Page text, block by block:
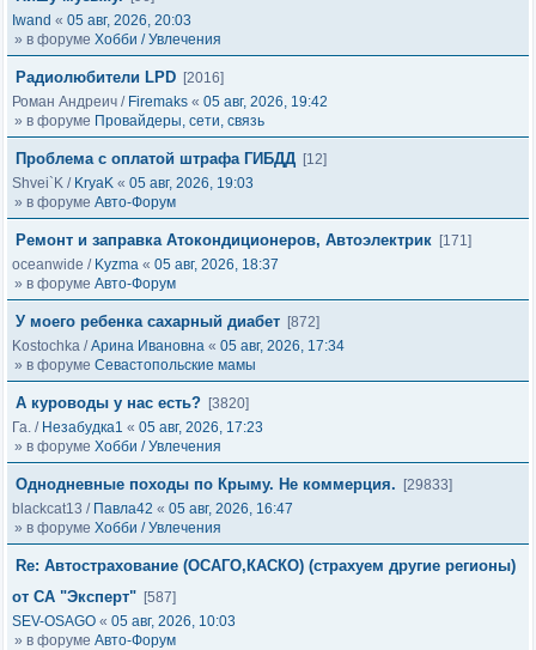
Iwand « 05 авг, 2026, 20:03
» в форуме Хобби / Увлечения
Радиолюбители LPD [2016]
Роман Андреич / Firemaks « 05 авг, 2026, 19:42
» в форуме Провайдеры, сети, связь
Проблема с оплатой штрафа ГИБДД [12]
Shvei`K / KryaK « 05 авг, 2026, 19:03
» в форуме Авто-Форум
Ремонт и заправка Атокондиционеров, Автоэлектрик [171]
oceanwide / Kyzma « 05 авг, 2026, 18:37
» в форуме Авто-Форум
У моего ребенка сахарный диабет [872]
Kostochka /Арина Ивановна « 05 авг, 2026, 17:34
» в форуме Севастопольские мамы
А куроводы у нас есть? [3820]
Га. / Незабудка1 « 05 авг, 2026, 17:23
» в форуме Хобби / Увлечения
Однодневные походы по Крыму. Не коммерция.
[29833]
blackcat13 / Павла42 « 05 авг, 2026, 16:47
» в форуме Хобби / Увлечения
Re: Автострахование (ОСАГО,КАСКО) (страхуем другие регионы)
от СА "Эксперт" [587]
SEV-OSAGO « 05 авг, 2026, 10:03
» в форуме Авто-Форум